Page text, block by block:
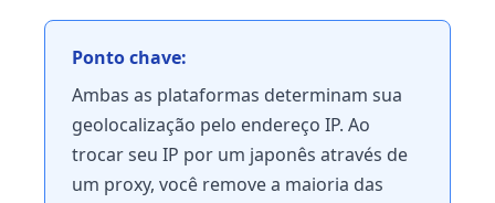
Ponto chave:
Ambas as plataformas determinam sua
geolocalização pelo endereço IP. Ao
trocar seu IP por um japonês através de
um proxy, você remove a maioria das